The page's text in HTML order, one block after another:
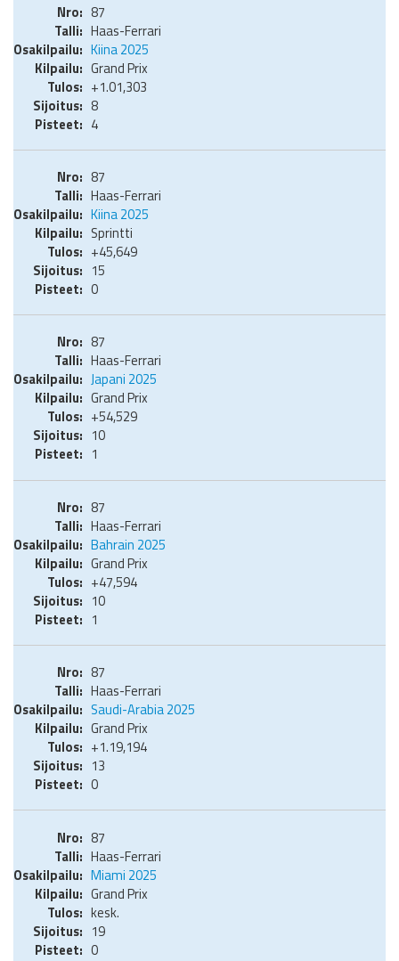
87
Haas-Ferrari
Kiina 2025
Grand Prix
+1.01,303
8
4
87
Haas-Ferrari
Kiina 2025
Sprintti
+45,649
15
0
87
Haas-Ferrari
Japani 2025
Grand Prix
+54,529
10
1
87
Haas-Ferrari
Bahrain 2025
Grand Prix
+47,594
10
1
87
Haas-Ferrari
Saudi-Arabia 2025
Grand Prix
+1.19,194
13
0
87
Haas-Ferrari
Miami 2025
Grand Prix
kesk.
19
0